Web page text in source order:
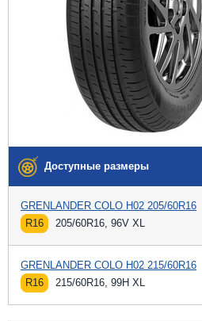
Доступные размеры
GRENLANDER COLO H02 205/60R16
R16
205/60R16, 96V XL
GRENLANDER COLO H02 215/60R16
R16
215/60R16, 99H XL